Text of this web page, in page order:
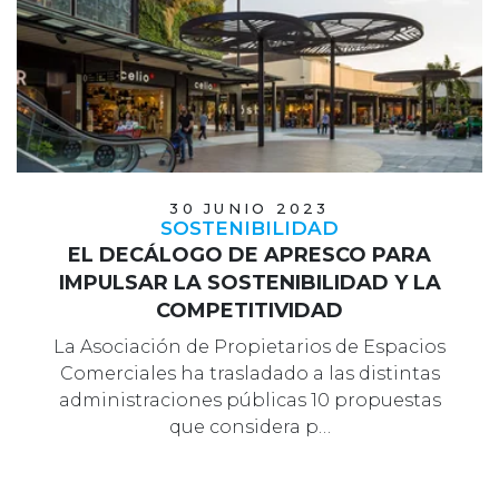
30 JUNIO 2023
SOSTENIBILIDAD
EL DECÁLOGO DE APRESCO PARA
IMPULSAR LA SOSTENIBILIDAD Y LA
COMPETITIVIDAD
La Asociación de Propietarios de Espacios
Comerciales ha trasladado a las distintas
administraciones públicas 10 propuestas
que considera p…